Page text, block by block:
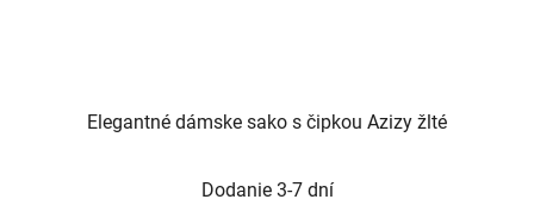
Elegantné dámske sako s čipkou Azizy žlté
Dodanie 3-7 dní